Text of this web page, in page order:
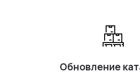
Обновление